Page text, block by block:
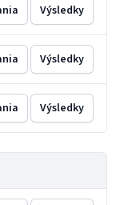
Výsledky
Výsledky
Výsledky